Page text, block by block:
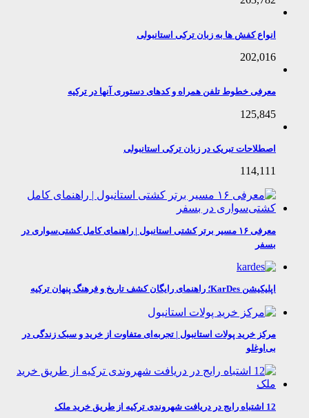
انواع کفش ها به زبان ترکی استانبولی
202,016
معرفی خطوط تلفن همراه و کدهای دستوری آنها در ترکیه
125,845
اصطلاحات تبریک در زبان ترکی استانبولی
114,111
معرفی ۱۶ مسیر برتر کشتی استانبول | راهنمای کامل کشتی‌سواری در
اپلیکیشن KarDes؛ راهنمای رایگان کشف تاریخ و فرهنگ پنهان ترکیه
مرکز خرید پولات استانبول | تجربه‌ای متفاوت از خرید و سبک زندگی در
بی‌اوغلو